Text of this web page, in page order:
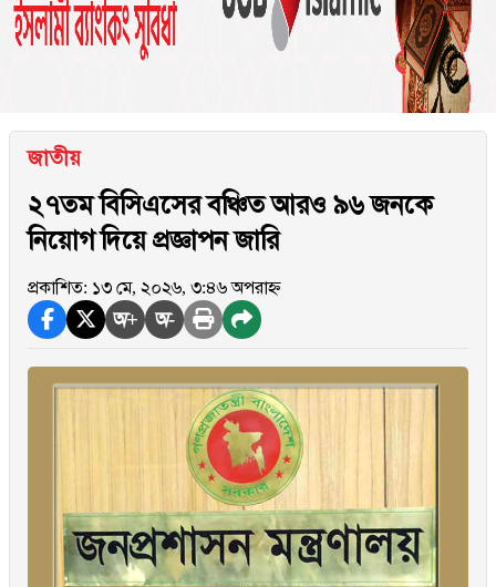
জাতীয়
২৭তম বিসিএসের বঞ্চিত আরও ৯৬ জনকে
নিয়োগ দিয়ে প্রজ্ঞাপন জারি
প্রকাশিত: ১৩ মে, ২০২৬, ৩:৪৬ অপরাহ্ন
অ+ অ-